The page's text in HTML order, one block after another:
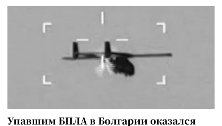
Упавшим БПЛА в Болгарии оказался